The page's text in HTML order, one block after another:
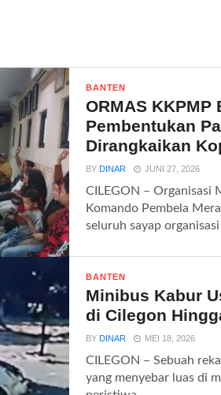
BANTEN
ORMAS KKPMP
Pembentukan
Dirangkaikan
BYDINAR JUNI 27, 2026
CILEGON – Organisasi
Komando Pembela
seluruh sayap
BANTEN
Minibus Kabur
di Cilegon
BYDINAR MEI 18, 2026
CILEGON – Sebuah
yang menyebar luas di